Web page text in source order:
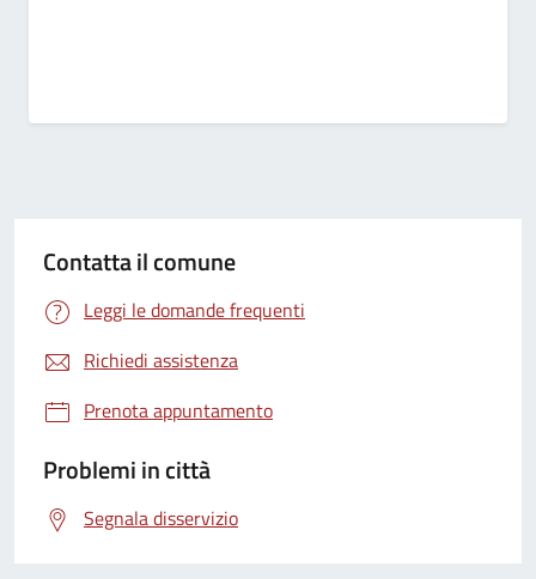
Contatta il comune
Leggi le domande frequenti
Richiedi assistenza
Prenota appuntamento
Problemi in città
Segnala disservizio